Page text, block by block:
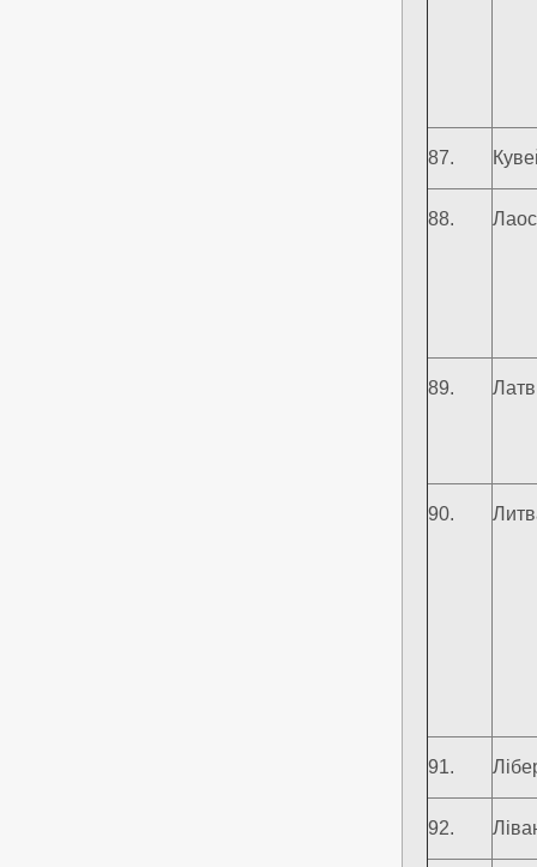
87.
88. Лаос
89.
90.
91.
92.